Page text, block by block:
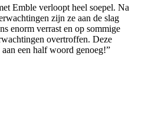
Emble verloopt heel soepel. Na
zijn ze aan de slag
enorm verrast en op sommige
overtroffen. Deze
een half woord genoeg!”